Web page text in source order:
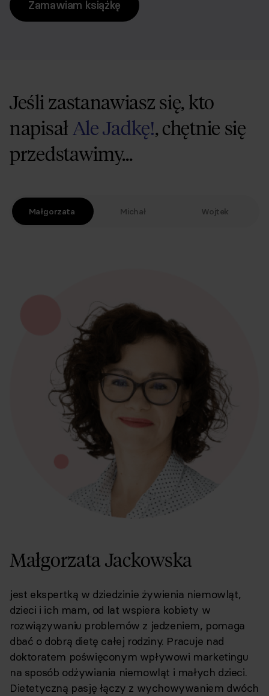
Zamawiam książkę
Jeśli zastanawiasz się, kto
napisałAle Jadkę!, chętnie się
przedstawimy...
Małgorzata Michał Wojtek
Małgorzata Jackowska
jest ekspertką w dziedzinie żywienia niemowląt,
dzieci i ich mam, od lat wspiera kobiety w
rozwiązywaniu problemów z jedzeniem, pomaga
dbać o dobrą dietę całej rodziny. Pracuje nad
doktoratem poświęconym wpływowi marketingu
na sposób odżywiania niemowląt i małych dzieci.
Dietetyczną pasję łączy z wychowywaniem dwóch